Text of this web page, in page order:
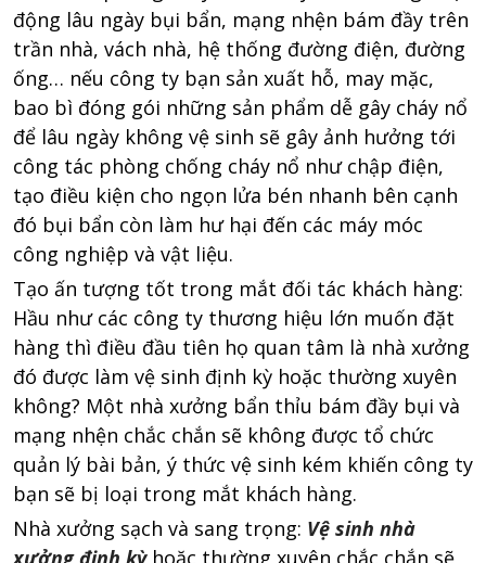
động lâu ngày bụi bẩn, mạng nhện bám đầy trên
trần nhà, vách nhà, hệ thống đường điện, đường
ống… nếu công ty bạn sản xuất hỗ, may mặc,
bao bì đóng gói những sản phẩm dễ gây cháy nổ
để lâu ngày không vệ sinh sẽ gây ảnh hưởng tới
công tác phòng chống cháy nổ như chập điện,
tạo điều kiện cho ngọn lửa bén nhanh bên cạnh
đó bụi bẩn còn làm hư hại đến các máy móc
công nghiệp và vật liệu.
Tạo ấn tượng tốt trong mắt đối tác khách hàng:
Hầu như các công ty thương hiệu lớn muốn đặt
hàng thì điều đầu tiên họ quan tâm là nhà xưởng
đó được làm vệ sinh định kỳ hoặc thường xuyên
không? Một nhà xưởng bẩn thỉu bám đầy bụi và
mạng nhện chắc chắn sẽ không được tổ chức
quản lý bài bản, ý thức vệ sinh kém khiến công ty
bạn sẽ bị loại trong mắt khách hàng.
Nhà xưởng sạch và sang trọng: Vệ sinh nhà
xưởng định kỳhoặc thường xuyên chắc chắn sẽ